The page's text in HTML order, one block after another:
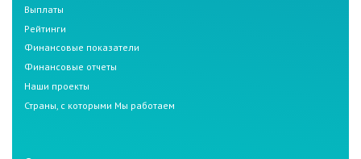
Выплаты
Рейтинги
Финансовые показатели
Финансовые отчеты
Наши проекты
Страны, с которыми Мы работаем